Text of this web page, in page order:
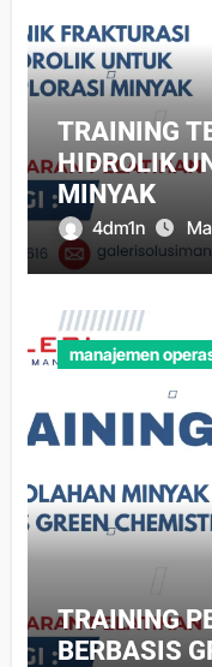
TRAINING
HIDROLIK
MINYAK
4dm1n
manajemen
TRAINING
BERBASIS